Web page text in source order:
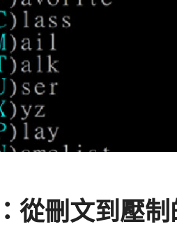
從刪文到壓